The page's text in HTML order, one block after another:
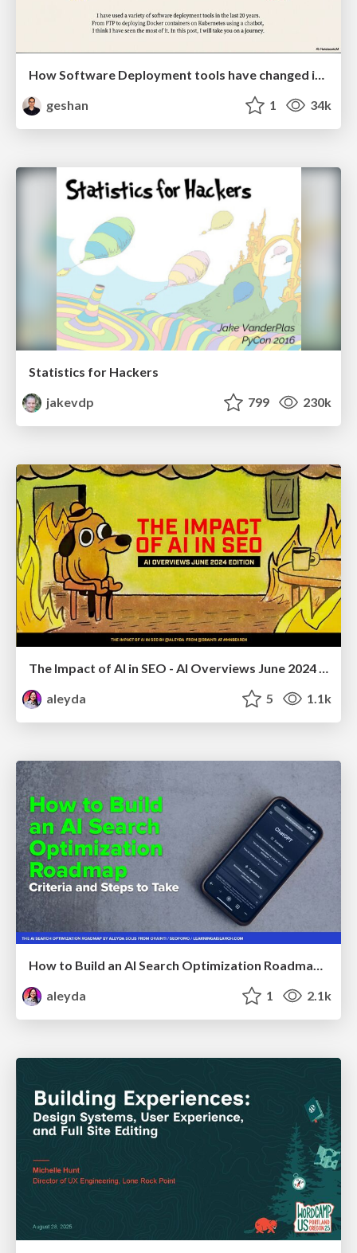
How Software Deployment tools have changed in the past 20 years
geshan
1 34k
Statistics for Hackers
jakevdp
799 230k
The Impact of AI in SEO - AI Overviews June 2024 Edition
aleyda
5 1.1k
aleyda
1 2.1k